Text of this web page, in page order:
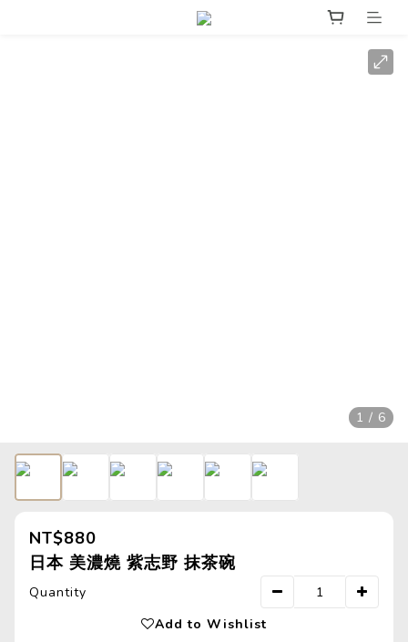
1 / 6
NT$880
日本 美濃燒 紫志野 抹茶碗
Quantity
Add to Wishlist